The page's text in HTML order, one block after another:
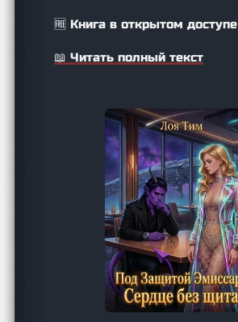
🆓 Книга в открытом доступе
📖 Читать полный текст